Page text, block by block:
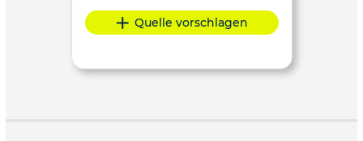
Quelle vorschlagen